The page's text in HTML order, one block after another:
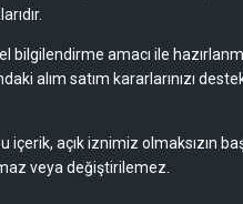
amacı ile
alım satım kararlarınızı
içerik, açık iznimiz olmaksızın
veya değiştirilemez.